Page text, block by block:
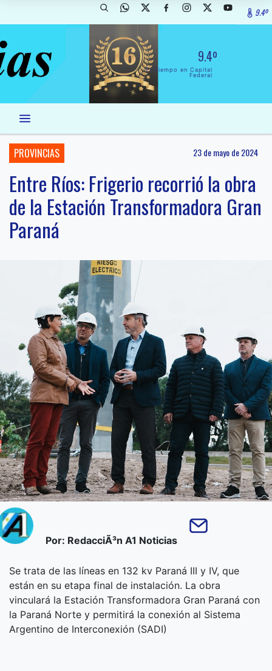
9.4º
9.4º
El Tiempo en Capital
Federal
PROVINCIAS 23 de mayo de 2024
Entre Ríos: Frigerio recorrió la obra
de la Estación Transformadora Gran
Paraná
Por: RedacciÃ³n A1 Noticias
Se trata de las líneas en 132 kv Paraná III y IV, que
están en su etapa final de instalación. La obra
vinculará la Estación Transformadora Gran Paraná con
la Paraná Norte y permitirá la conexión al Sistema
Argentino de Interconexión (SADI)